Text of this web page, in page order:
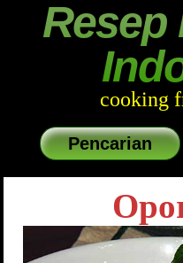
Resep
cooking
Pencarian